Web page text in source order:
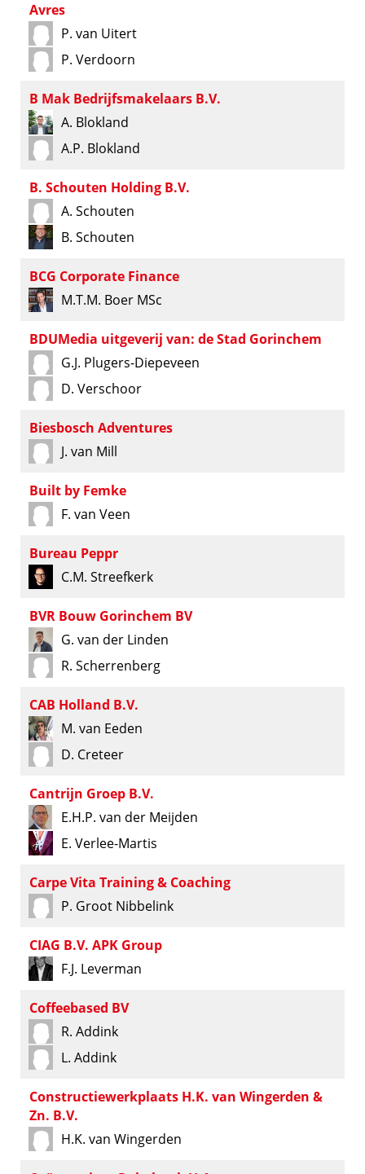
Avres
P. van Uitert
P. Verdoorn
B Mak Bedrijfsmakelaars B.V.
A. Blokland
A.P. Blokland
B. Schouten Holding B.V.
A. Schouten
B. Schouten
BCG Corporate Finance
M.T.M. Boer MSc
BDUMedia uitgeverij van: de Stad Gorinchem
G.J. Plugers-Diepeveen
D. Verschoor
Biesbosch Adventures
J. van Mill
Built by Femke
F. van Veen
Bureau Peppr
C.M. Streefkerk
BVR Bouw Gorinchem BV
G. van der Linden
R. Scherrenberg
CAB Holland B.V.
M. van Eeden
D. Creteer
Cantrijn Groep B.V.
E.H.P. van der Meijden
E. Verlee-Martis
Carpe Vita Training & Coaching
P. Groot Nibbelink
CIAG B.V. APK Group
F.J. Leverman
Coffeebased BV
R. Addink
L. Addink
Constructiewerkplaats H.K. van Wingerden &
Zn. B.V.
H.K. van Wingerden